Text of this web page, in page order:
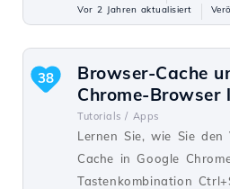
Vor 2 Jahren aktualisiert
Browser-Cache
Chrome-Browser
Tutorials / Apps
Lernen Sie, wie Sie
Cache in Google
Tastenkombination
38